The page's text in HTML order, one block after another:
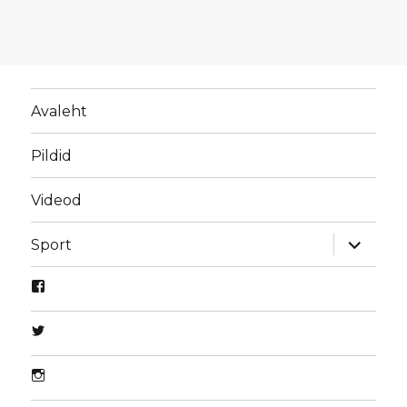
Avaleht
Pildid
Videod
Sport
laienda